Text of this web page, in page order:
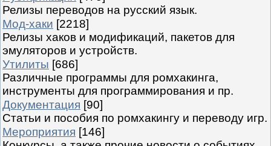
Релизы переводов на русский язык.
Мод-хаки [2218]
Релизы хаков и модификаций, пакетов для
эмуляторов и устройств.
Утилиты [686]
Различные программы для ромхакинга,
инструменты для программирования и пр.
Документация [90]
Статьи и пособия по ромхакингу и переводу игр.
Мероприятия [146]